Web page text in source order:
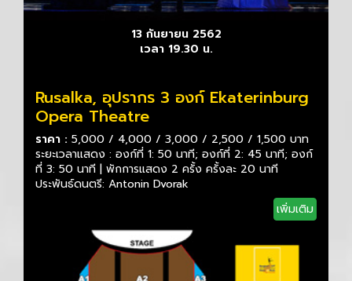
13 กันยายน 2562
เวลา 19.30 น.
Rusalka, อุปรากร 3 องก์ Ekaterinburg
Opera Theatre
ราคา : 5,000 / 4,000 / 3,000 / 2,500 / 1,500 บาท
ระยะเวลาแสดง : องก์ที่ 1: 50 นาที; องก์ที่ 2: 45 นาที; องก์
ที่ 3: 50 นาที | พักการแสดง 2 ครั้ง ครั้งละ 20 นาที
ประพันธ์ดนตรี: Antonin Dvorak
เพิ่มเติม